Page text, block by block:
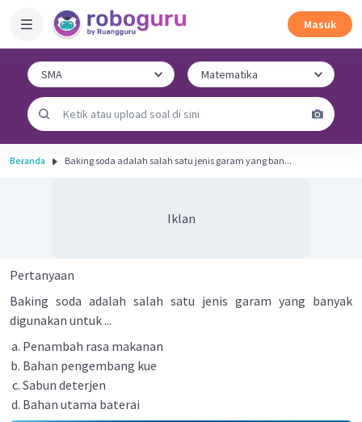
Masuk
Beranda Baking soda adalah salah satu jenis garam yang ban...
Iklan
Pertanyaan
Baking soda adalah salah satu jenis garam yang banyak
digunakan untuk ...
Penambah rasa makanan
Bahan pengembang kue
Sabun deterjen
Bahan utama baterai